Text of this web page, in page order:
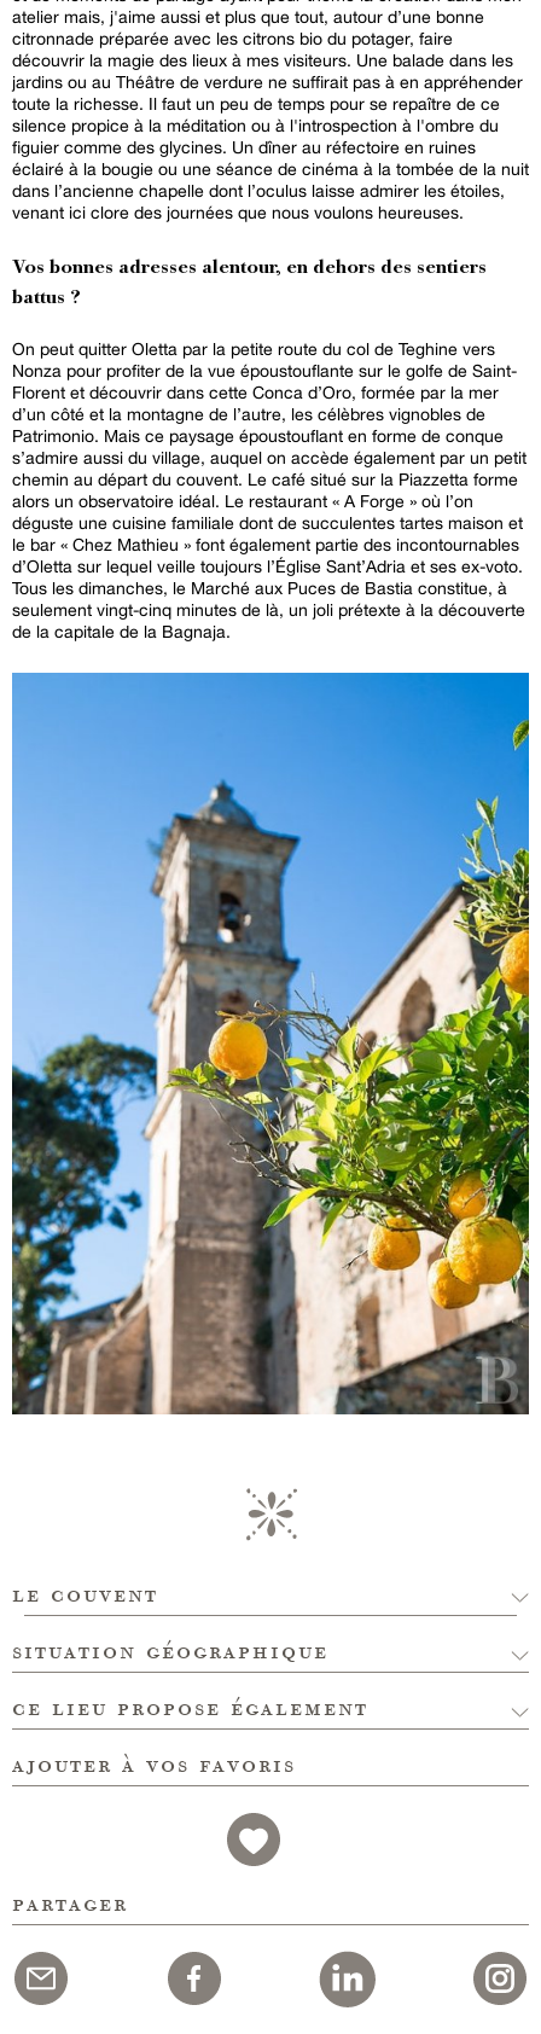
atelier mais, j'aime aussi et plus que tout, autour d’une bonne
citronnade préparée avec les citrons bio du potager, faire
découvrir la magie des lieux à mes visiteurs. Une balade dans les
jardins ou au Théâtre de verdure ne suffirait pas à en appréhender
toute la richesse. Il faut un peu de temps pour se repaître de ce
silence propice à la méditation ou à l'introspection à l'ombre du
figuier comme des glycines. Un dîner au réfectoire en ruines
éclairé à la bougie ou une séance de cinéma à la tombée de la nuit
dans l’ancienne chapelle dont l’oculus laisse admirer les étoiles,
venant ici clore des journées que nous voulons heureuses.
Vos bonnes adresses alentour, en dehors des sentiers
battus ?
On peut quitter Oletta par la petite route du col de Teghine vers
Nonza pour profiter de la vue époustouflante sur le golfe de Saint-
Florent et découvrir dans cette Conca d’Oro, formée par la mer
d’un côté et la montagne de l’autre, les célèbres vignobles de
Patrimonio. Mais ce paysage époustouflant en forme de conque
s’admire aussi du village, auquel on accède également par un petit
chemin au départ du couvent. Le café situé sur la Piazzetta forme
alors un observatoire idéal. Le restaurant « A Forge » où l’on
déguste une cuisine familiale dont de succulentes tartes maison et
le bar « Chez Mathieu » font également partie des incontournables
d’Oletta sur lequel veille toujours l’Église Sant’Adria et ses ex-voto.
Tous les dimanches, le Marché aux Puces de Bastia constitue, à
seulement vingt-cinq minutes de là, un joli prétexte à la découverte
de la capitale de la Bagnaja.
le couvent
situation géographique
ce lieu propose également
ajouter à vos favoris
partager